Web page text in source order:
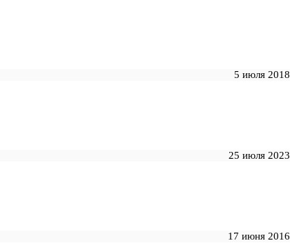
5 июля 2018
25 июля 2023
17 июня 2016